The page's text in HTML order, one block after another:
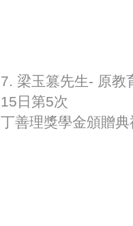
7. 梁玉篡先生- 原教
15日第5次
丁善理獎學金頒贈